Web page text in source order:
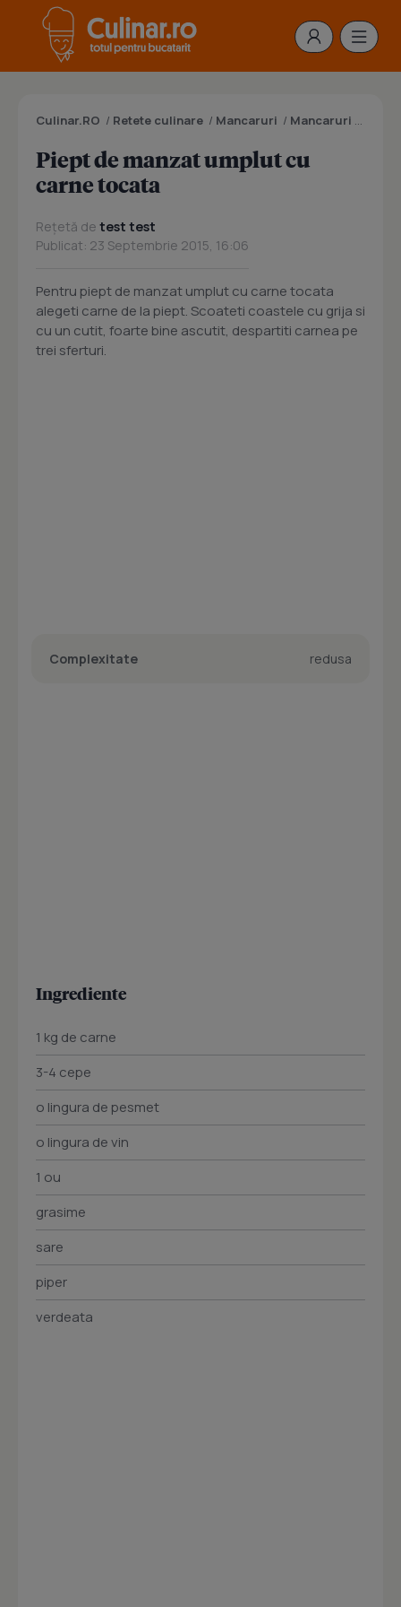
Culinar.RO / Retete culinare / Mancaruri / Mancaruri cu carne
Piept de manzat umplut cu
carne tocata
Rețetă de test test
Publicat: 23 Septembrie 2015, 16:06
Pentru piept de manzat umplut cu carne tocata
alegeti carne de la piept. Scoateti coastele cu grija si
cu un cutit, foarte bine ascutit, despartiti carnea pe
trei sferturi.
Complexitate redusa
Ingrediente
1 kg de carne
3-4 cepe
o lingura de pesmet
o lingura de vin
1 ou
grasime
sare
piper
verdeata